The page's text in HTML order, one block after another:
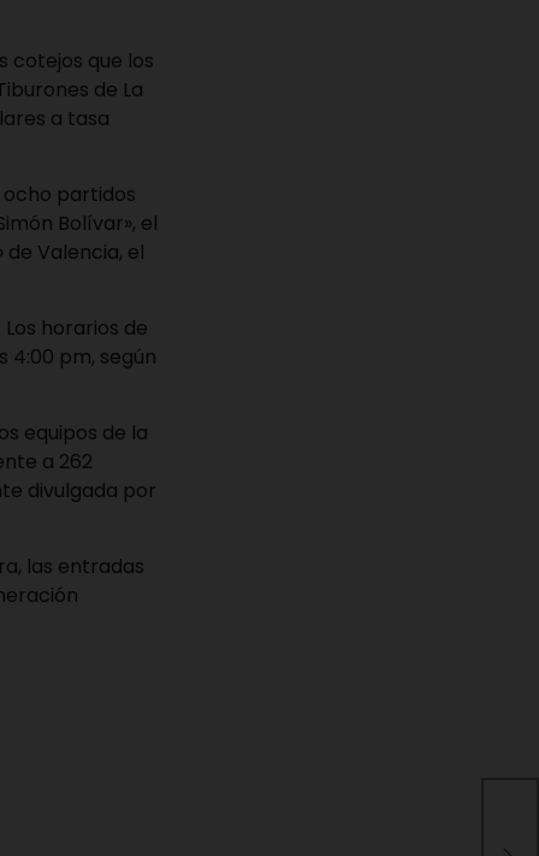
cotejos que los
de La
a tasa
ocho partidos
Bolívar», el
Valencia, el
horarios de
4:00 pm, según
equipos de la
a 262
divulgada por
las entradas